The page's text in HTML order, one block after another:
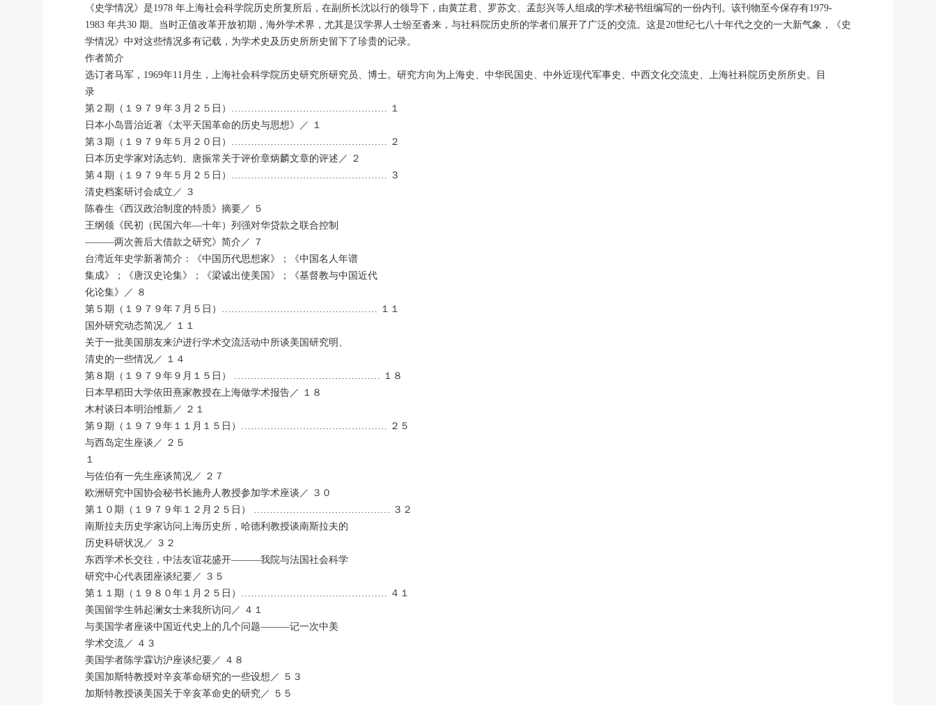
《史学情况》是1978 年上海社会科学院历史所复所后，在副所长沈以行的领导下，由黄芷君、罗苏文、孟彭兴等人组成的学术秘书组编写的一份内刊。该刊物至今保存有1979-
1983 年共30 期。当时正值改革开放初期，海外学术界，尤其是汉学界人士纷至沓来，与社科院历史所的学者们展开了广泛的交流。这是20世纪七八十年代之交的一大新气象，《史
学情况》中对这些情况多有记载，为学术史及历史所所史留下了珍贵的记录。
作者简介
选订者马军，1969年11月生，上海社会科学院历史研究所研究员、博士。研究方向为上海史、中华民国史、中外近现代军事史、中西文化交流史、上海社科院历史所所史。目
录
第２期（１９７９年３月２５日）………………………………………… １
日本小岛晋治近著《太平天国革命的历史与思想》／ １
第３期（１９７９年５月２０日）………………………………………… ２
日本历史学家对汤志钧、唐振常关于评价章炳麟文章的评述／ ２
第４期（１９７９年５月２５日）………………………………………… ３
清史档案研讨会成立／ ３
陈春生《西汉政治制度的特质》摘要／ ５
王纲领《民初（民国六年―十年）列强对华贷款之联合控制
―――两次善后大借款之研究》简介／ ７
台湾近年史学新著简介：《中国历代思想家》；《中国名人年谱
集成》；《唐汉史论集》；《梁诚出使美国》；《基督教与中国近代
化论集》／ ８
第５期（１９７９年７月５日）………………………………………… １１
国外研究动态简况／ １１
关于一批美国朋友来沪进行学术交流活动中所谈美国研究明、
清史的一些情况／ １４
第８期（１９７９年９月１５日） ……………………………………… １８
日本早稻田大学依田熹家教授在上海做学术报告／ １８
木村谈日本明治维新／ ２１
第９期（１９７９年１１月１５日）……………………………………… ２５
与西岛定生座谈／ ２５
１
与佐伯有一先生座谈简况／ ２７
欧洲研究中国协会秘书长施舟人教授参加学术座谈／ ３０
第１０期（１９７９年１２月２５日） …………………………………… ３２
南斯拉夫历史学家访问上海历史所，哈德利教授谈南斯拉夫的
历史科研状况／ ３２
东西学术长交往，中法友谊花盛开―――我院与法国社会科学
研究中心代表团座谈纪要／ ３５
第１１期（１９８０年１月２５日）……………………………………… ４１
美国留学生韩起澜女士来我所访问／ ４１
与美国学者座谈中国近代史上的几个问题―――记一次中美
学术交流／ ４３
美国学者陈学霖访沪座谈纪要／ ４８
美国加斯特教授对辛亥革命研究的一些设想／ ５３
加斯特教授谈美国关于辛亥革命史的研究／ ５５